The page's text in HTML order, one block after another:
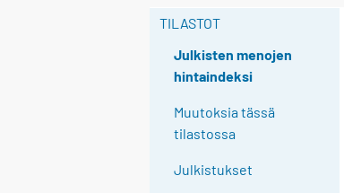
TILASTOT
Julkisten menojen
hintaindeksi
Muutoksia tässä
tilastossa
Julkistukset